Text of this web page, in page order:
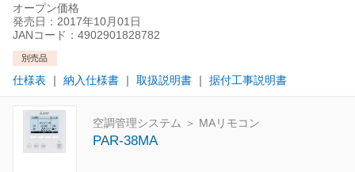
オープン価格
発売日：2017年10月01日
JANコード：4902901828782
別売品
仕様表 ｜ 納入仕様書 ｜ 取扱説明書 ｜ 据付工事説明書
空調管理システム ＞ MAリモコン
PAR-38MA